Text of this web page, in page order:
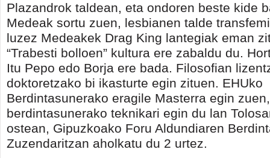
Plazandrok taldean, eta ondoren beste kide
Medeak sortu zuen, lesbianen talde
luzez Medeakek Drag King lantegiak eman
“Trabesti bolloen” kultura ere zabaldu du.
Itu Pepo edo Borja ere bada. Filosofian
doktoretzako bi ikasturte egin zituen. EHUko
Berdintasunerako eragile Masterra egin
berdintasunerako teknikari egin du lan
ostean, Gipuzkoako Foru Aldundiaren
Zuzendaritzan aholkatu du 2 urtez.